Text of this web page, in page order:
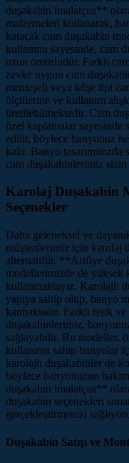
duşakabin imalatçısı**
malzemeleri kullanarak,
katacak cam duşakabin
kullanımı sayesinde, cam
uzun ömürlüdür. Farklı
zevke uygun cam
menteşeli veya köşe tipi
ölçülerine ve kullanım
üretilebilmektedir. Cam
özel kaplamalar
edilir, böylece banyonuz
kalır. Banyo tasarımınızda
cam duşakabinlerimiz
Karolaj Duşakabin
Seçenekler
Daha geleneksel ve
müşterilerimiz için karolaj
alternatiftir. **Arifiye
modellerimizde de yüksek
kullanmaktayız. Karolajlı
yapıya sahip olup, banyo
katmaktadır. Farklı renk
duşakabinlerimiz,
sağlayabilir. Bu modeller,
kullanıma sahip banyolar
karolajlı duşakabinler de
böylece banyonuzun
duşakabin imalatçısı**
duşakabin seçenekleri
gerçekleştirmenizi
Duşakabin Satışı ve